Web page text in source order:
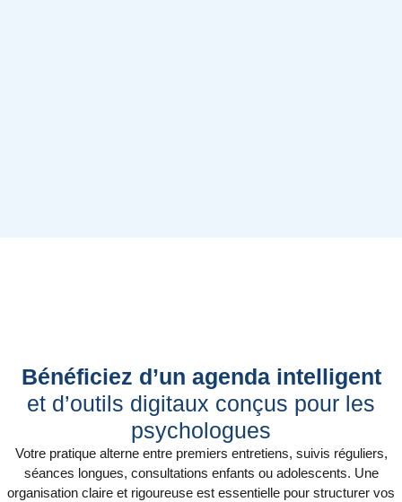
Bénéficiez d’un agenda intelligent
et d’outils digitaux conçus pour les
psychologues
Votre pratique alterne entre premiers entretiens, suivis réguliers,
séances longues, consultations enfants ou adolescents. Une
organisation claire et rigoureuse est essentielle pour structurer vos